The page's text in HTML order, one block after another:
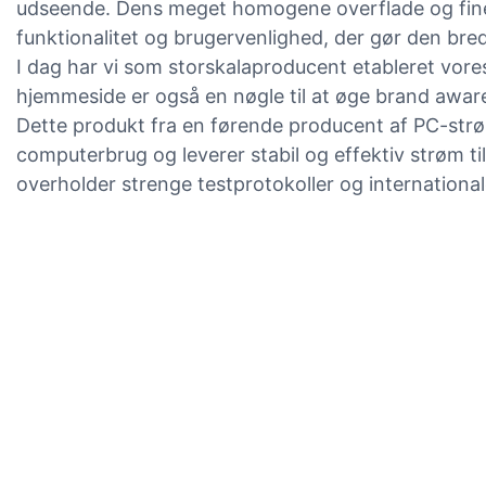
udseende. Dens meget homogene overflade og
funktionalitet og brugervenlighed, der gør den
I dag har vi som storskalaproducent etableret
hjemmeside er også en nøgle til at øge brand
Dette produkt fra en førende producent af PC-
computerbrug og leverer stabil og effektiv strøm
overholder strenge testprotokoller og